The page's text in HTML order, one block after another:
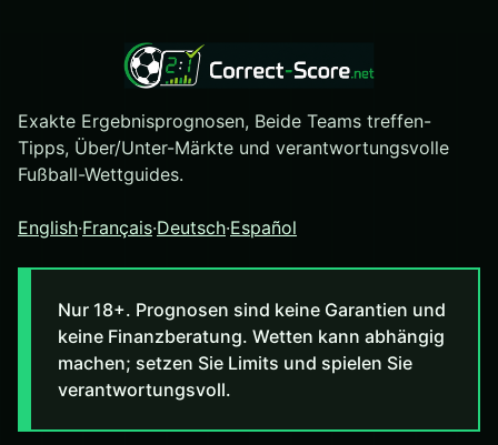
Exakte Ergebnisprognosen, Beide Teams treffen-
Tipps, Über/Unter-Märkte und verantwortungsvolle
Fußball-Wettguides.
English·Français·Deutsch·Español
Nur 18+. Prognosen sind keine Garantien und
keine Finanzberatung. Wetten kann abhängig
machen; setzen Sie Limits und spielen Sie
verantwortungsvoll.